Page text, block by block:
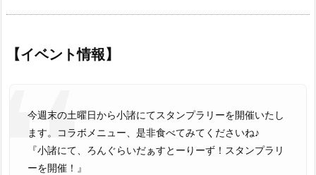
【イベント情報】
今週末の土曜日から小諸にてスタンプラリーを開催いたし
ます。コラボメニュー、是非食べてみてくださいね♪
『小諸にて、ろんぐらいだぁすとーりーず！スタンプラリ
ーを開催！』